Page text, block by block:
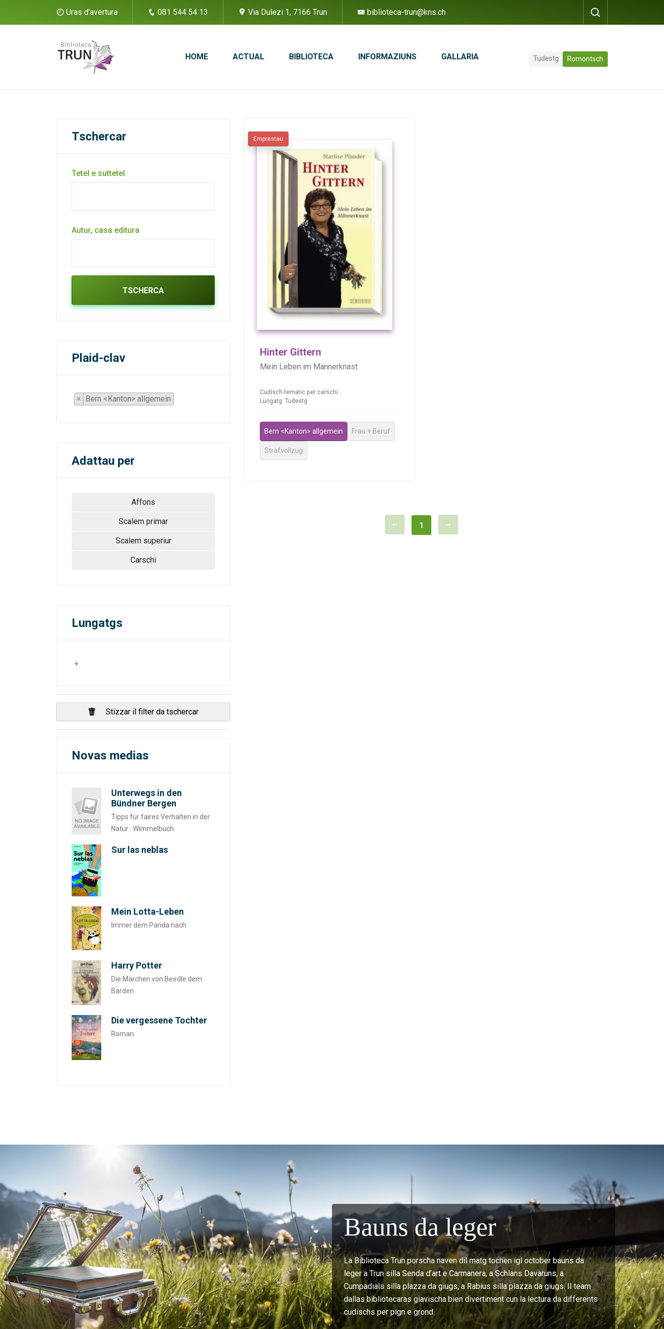
Uras d'avertura 081 544 54 13 Via Dulezi 1, 7166 Trun biblioteca-trun@kns.ch
HOME ACTUAL BIBLIOTECA INFORMAZIUNS GALLARIA Tudestg Romontsch
Tschercar
Tetel e suttetel
Autur, casa editura
TSCHERCA
Plaid-clav
× Bern <Kanton> allgemein
Adattau per
Affons
Scalem primar
Scalem superiur
Carschi
Lungatgs
Stizzar il filter da tschercar
Novas medias
Unterwegs in den
Bündner Bergen
Tipps für faires Verhalten in der
Natur : Wimmelbuch
Sur las neblas
Mein Lotta-Leben
Immer dem Panda nach
Harry Potter
Die Märchen von Beedle dem
Barden
Die vergessene Tochter
Roman
Emprestau
Hinter Gittern
Mein Leben im Männerknast
Cudisch tematic per carschi
Lungatg: Tudestg
Bern <Kanton> allgemein Frau + Beruf
Strafvollzug
1
Bauns da leger
La Biblioteca Trun porscha naven dil matg tochen igl october bauns da
leger a Trun silla Senda d’art e Carmanera, a Schlans Davaruns, a
Cumpadials silla plazza da giugs, a Rabius silla plazza da giugs. Il team
dallas bibliotecaras giavischa bien divertiment cun la lectura da differents
cudischs per pign e grond.